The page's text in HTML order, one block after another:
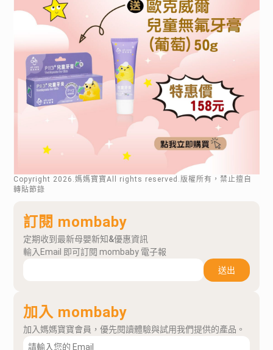
Copyright 2026 .媽媽寶寶All rights reserved.版權所有，禁止擅自
轉貼節錄
訂閱 mombaby
定期收到最新母嬰新知&優惠資訊
輸入Email 即可訂閱 mombaby 電子報
送出
加入 mombaby
加入媽媽寶寶會員，優先閱讀體驗與試用我們提供的產品。